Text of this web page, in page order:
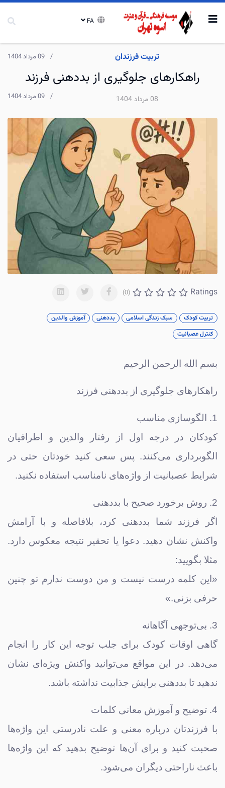
تربیت فرزندان 09 مرداد 1404
راهکارهای جلوگیری از بددهنی فرزند
08 مرداد 1404 09 مرداد 1404
Ratings
(0)
تربیت کودک سبک زندگی اسلامی بددهنی
آموزش والدین
کنترل عصبانیت
بسم الله الرحمن الرحیم
راهکارهای جلوگیری از بددهنی فرزند
1. الگوسازی مناسب
کودکان در درجه اول از رفتار والدین و اطرافیان
الگوبرداری می‌کنند. پس سعی کنید خودتان حتی در
شرایط عصبانیت از واژه‌های نامناسب استفاده نکنید.
2. روش برخورد صحیح با بددهنی
اگر فرزند شما بددهنی کرد، بلافاصله و با آرامش
واکنش نشان دهید. دعوا یا تحقیر نتیجه معکوس دارد.
مثلا بگویید:
«این کلمه درست نیست و من دوست ندارم تو چنین
حرفی بزنی.»
3. بی‌توجهی آگاهانه
گاهی اوقات کودک برای جلب توجه این کار را انجام
می‌دهد. در این مواقع می‌توانید واکنش ویژه‌ای نشان
ندهید تا بددهنی برایش جذابیت نداشته باشد.
4. توضیح و آموزش معانی کلمات
با فرزندتان درباره معنی و علت نادرستی این واژه‌ها
صحبت کنید و برای آن‌ها توضیح بدهید که این واژه‌ها
باعث ناراحتی دیگران می‌شود.